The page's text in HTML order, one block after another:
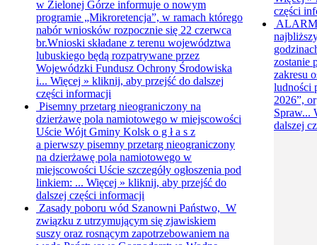
w Zielonej Górze informuje o nowym
programie „Mikroretencja”, w ramach którego
nabór wniosków rozpocznie się 22 czerwca
br.Wnioski składane z terenu województwa
lubuskiego będą rozpatrywane przez
Wojewódzki Fundusz Ochrony Środowiska
i... Więcej » kliknij, aby przejść do dalszej
części informacji
Pisemny przetarg nieograniczony na
dzierżawę pola namiotowego w miejscowości
Uście Wójt Gminy Kolsk o g ł a s z
a pierwszy pisemny przetarg nieograniczony
na dzierżawę pola namiotowego w
miejscowości Uście szczegóły ogłoszenia pod
linkiem: ... Więcej » kliknij, aby przejść do
dalszej części informacji
Zasady poboru wód Szanowni Państwo, W
związku z utrzymującym się zjawiskiem
suszy oraz rosnącym zapotrzebowaniem na
części
zostanie
zakresu
ludności
2026”,
Spraw...
dalszej